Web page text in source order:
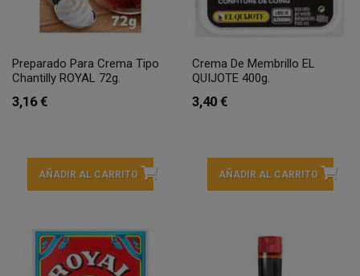
Preparado Para Crema Tipo
Chantilly ROYAL 72g.
3,16 €
AÑADIR AL CARRITO
Crema De Membrillo EL
QUIJOTE 400g.
3,40 €
AÑADIR AL CARRITO